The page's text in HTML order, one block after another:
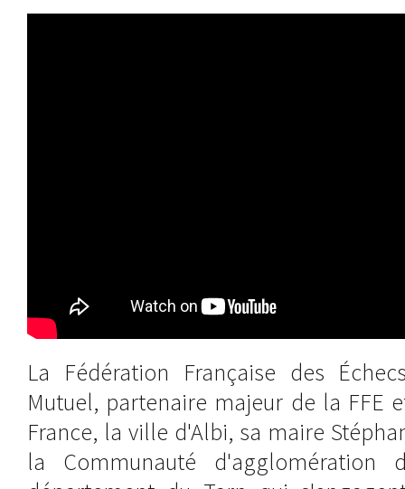
La Fédération Française des
Mutuel, partenaire majeur de la FFE
France, la ville d'Albi, sa maire
la Communauté